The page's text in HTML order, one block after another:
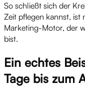
So schließt sich der
Zeit pflegen kannst, ist
Marketing-Motor, der
bist.
Ein echtes
Tage bis zum